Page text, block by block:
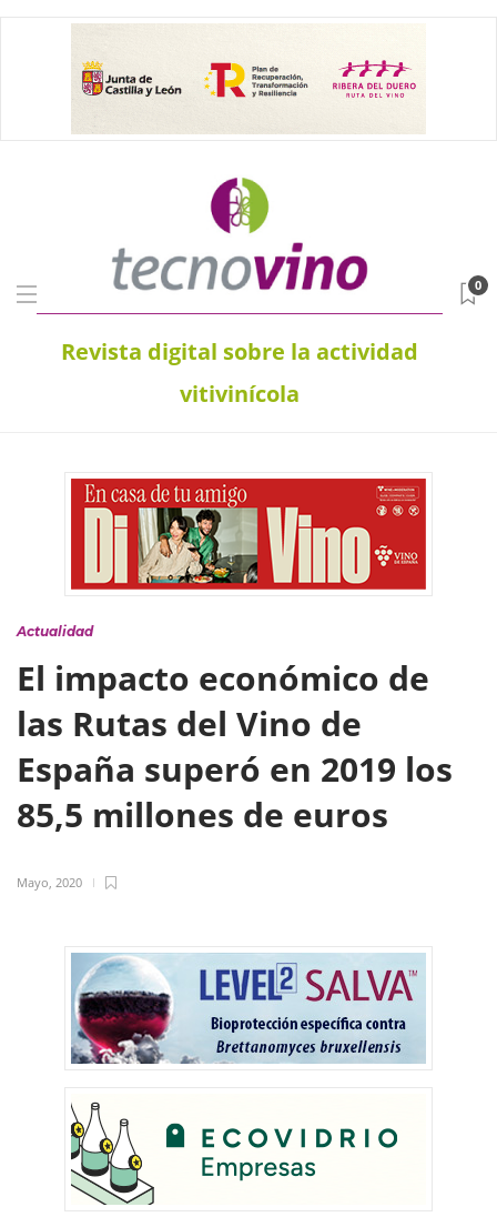
Revista digital sobre la actividad
vitivinícola
0
Actualidad
El impacto económico de
las Rutas del Vino de
España superó en 2019 los
85,5 millones de euros
Mayo, 2020